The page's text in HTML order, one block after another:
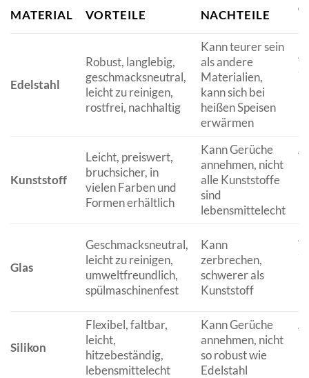
MATERIAL VORTEILE NACHTEILE
Edelstahl
Robust, langlebig,
geschmacksneutral,
leicht zu reinigen,
rostfrei, nachhaltig
Kann teurer sein
als andere
Materialien,
kann sich bei
heißen Speisen
erwärmen
Kunststoff
Leicht, preiswert,
bruchsicher, in
vielen Farben und
Formen erhältlich
Kann Gerüche
annehmen, nicht
alle Kunststoffe
sind
lebensmittelecht
Glas
Geschmacksneutral,
leicht zu reinigen,
umweltfreundlich,
spülmaschinenfest
Kann
zerbrechen,
schwerer als
Kunststoff
Silikon
Flexibel, faltbar,
leicht,
hitzebeständig,
lebensmittelecht
Kann Gerüche
annehmen, nicht
so robust wie
Edelstahl